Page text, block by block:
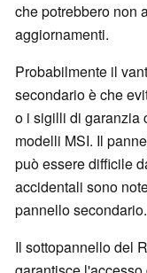
che potrebbero non
aggiornamenti.
Probabilmente il
secondario è che
o i sigilli di garanzia
modelli MSI. Il
può essere difficile
accidentali sono
pannello secondario.
Il sottopannello del